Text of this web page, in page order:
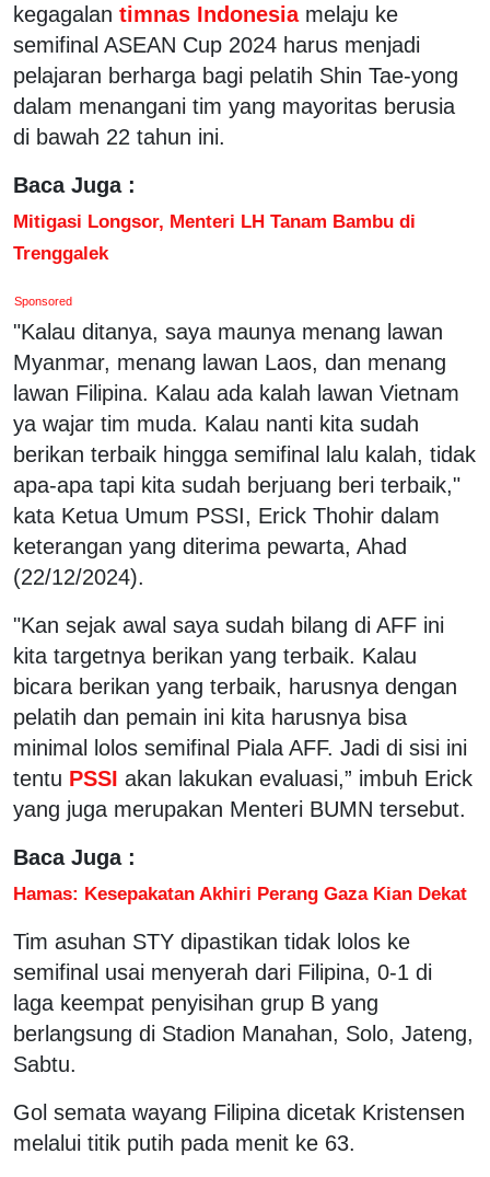
kegagalan timnas Indonesia melaju ke
semifinal ASEAN Cup 2024 harus menjadi
pelajaran berharga bagi pelatih Shin Tae-yong
dalam menangani tim yang mayoritas berusia
di bawah 22 tahun ini.
Baca Juga :
Mitigasi Longsor, Menteri LH Tanam Bambu di
Trenggalek
Sponsored
"Kalau ditanya, saya maunya menang lawan
Myanmar, menang lawan Laos, dan menang
lawan Filipina. Kalau ada kalah lawan Vietnam
ya wajar tim muda. Kalau nanti kita sudah
berikan terbaik hingga semifinal lalu kalah, tidak
apa-apa tapi kita sudah berjuang beri terbaik,"
kata Ketua Umum PSSI, Erick Thohir dalam
keterangan yang diterima pewarta, Ahad
(22/12/2024).
"Kan sejak awal saya sudah bilang di AFF ini
kita targetnya berikan yang terbaik. Kalau
bicara berikan yang terbaik, harusnya dengan
pelatih dan pemain ini kita harusnya bisa
minimal lolos semifinal Piala AFF. Jadi di sisi ini
tentu PSSI akan lakukan evaluasi,” imbuh Erick
yang juga merupakan Menteri BUMN tersebut.
Baca Juga :
Hamas: Kesepakatan Akhiri Perang Gaza Kian Dekat
Tim asuhan STY dipastikan tidak lolos ke
semifinal usai menyerah dari Filipina, 0-1 di
laga keempat penyisihan grup B yang
berlangsung di Stadion Manahan, Solo, Jateng,
Sabtu.
Gol semata wayang Filipina dicetak Kristensen
melalui titik putih pada menit ke 63.